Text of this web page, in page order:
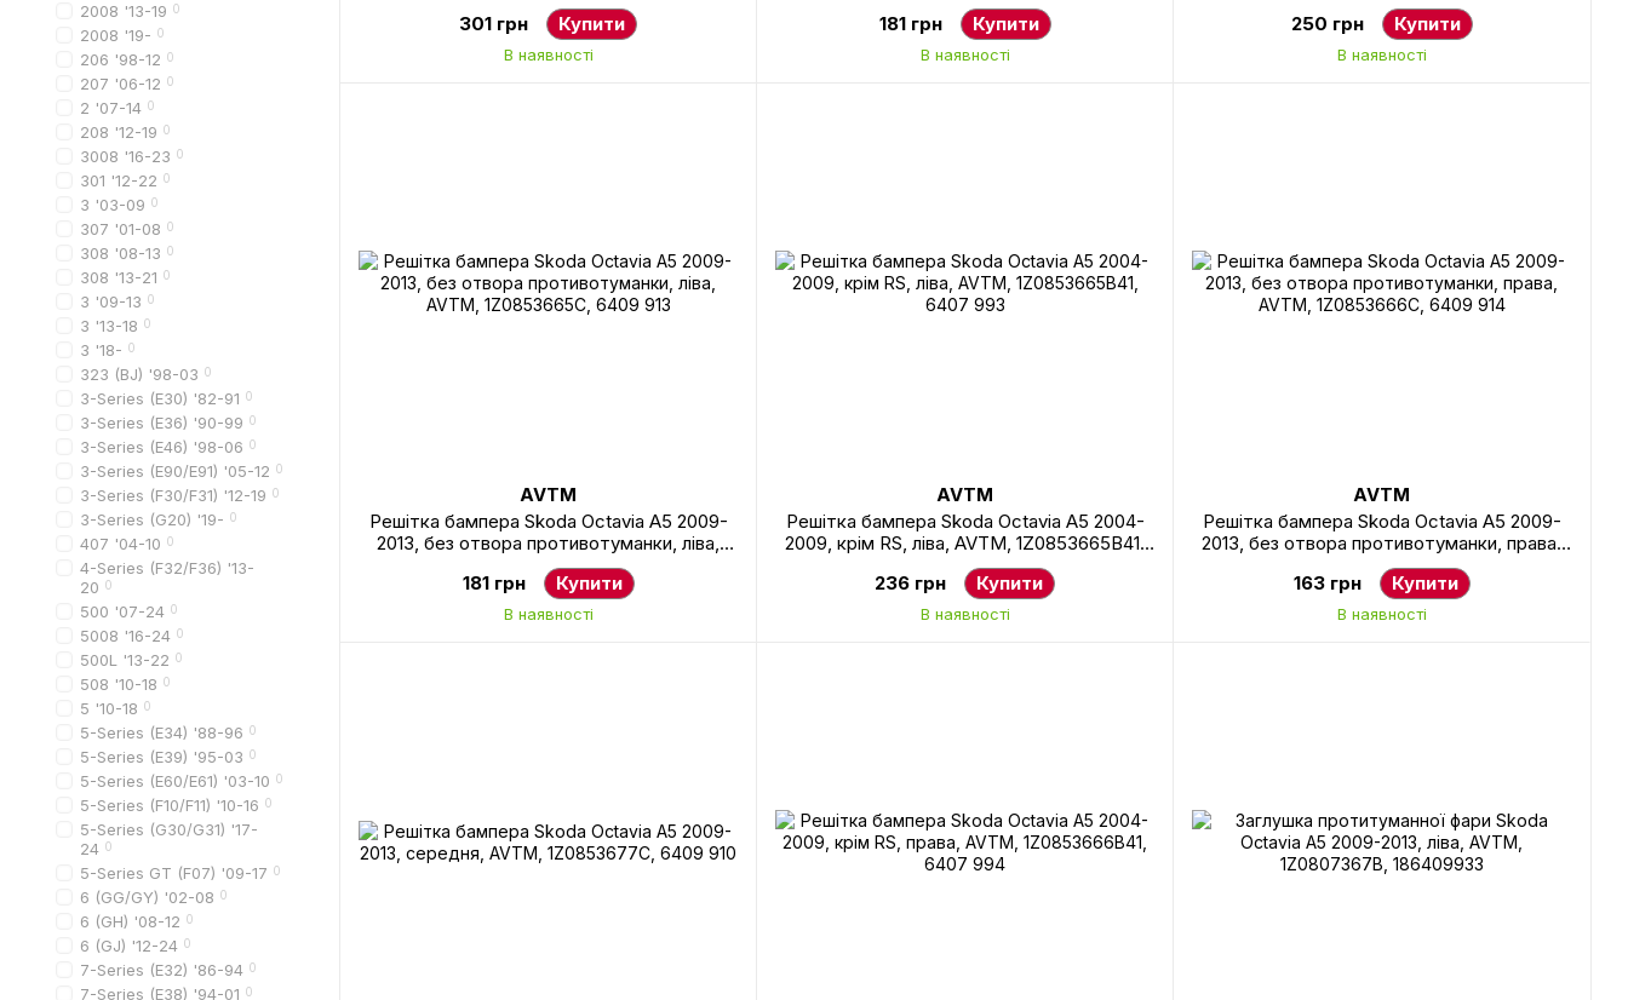
1Z0853677B41, 6407 995
301 грн Купити
В наявності
AVTM, 1Z0853666C9B9, 6409 912
181 грн Купити
В наявності
AVTM, 1Z0853665E9B9, 6409 911
250 грн Купити
В наявності
AVTM
Решітка бампера Skoda Octavia A5 2009-
2013, без отвора противотуманки, ліва,
AVTM, 1Z0853665C, 6409 913
181 грн Купити
В наявності
AVTM
Решітка бампера Skoda Octavia A5 2004-
2009, крім RS, ліва, AVTM, 1Z0853665B41,
6407 993
236 грн Купити
В наявності
AVTM
Решітка бампера Skoda Octavia A5 2009-
2013, без отвора противотуманки, права,
AVTM, 1Z0853666C, 6409 914
163 грн Купити
В наявності
2008 '13-19 0
2008 '19- 0
206 '98-12 0
207 '06-12 0
2 '07-14 0
208 '12-19 0
3008 '16-23 0
301 '12-22 0
3 '03-09 0
307 '01-08 0
308 '08-13 0
308 '13-21 0
3 '09-13 0
3 '13-18 0
3 '18- 0
323 (BJ) '98-03 0
3-Series (E30) '82-91 0
3-Series (E36) '90-99 0
3-Series (E46) '98-06 0
3-Series (E90/E91) '05-12 0
3-Series (F30/F31) '12-19 0
3-Series (G20) '19- 0
407 '04-10 0
4-Series (F32/F36) '13-
20 0
500 '07-24 0
5008 '16-24 0
500L '13-22 0
508 '10-18 0
5 '10-18 0
5-Series (E34) '88-96 0
5-Series (E39) '95-03 0
5-Series (E60/E61) '03-10 0
5-Series (F10/F11) '10-16 0
5-Series (G30/G31) '17-
24 0
5-Series GT (F07) '09-17 0
6 (GG/GY) '02-08 0
6 (GH) '08-12 0
6 (GJ) '12-24 0
7-Series (E32) '86-94 0
7-Series (E38) '94-01 0